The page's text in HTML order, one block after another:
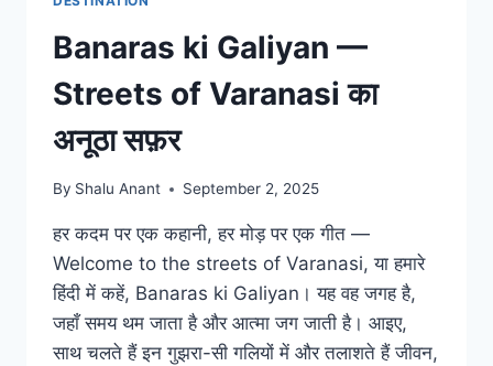
Banaras ki Galiyan —
Streets of Varanasi का
अनूठा सफ़र
By Shalu Anant September 2, 2025
हर कदम पर एक कहानी, हर मोड़ पर एक गीत —
Welcome to the streets of Varanasi, या हमारे
हिंदी में कहें, Banaras ki Galiyan। यह वह जगह है,
जहाँ समय थम जाता है और आत्मा जग जाती है। आइए,
साथ चलते हैं इन गुझरा-सी गलियों में और तलाशते हैं जीवन,